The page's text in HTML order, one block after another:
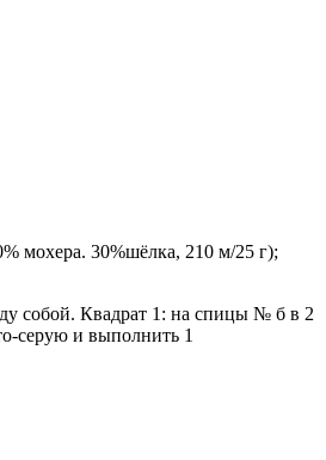
мохера. 30%шёлка, 210 м/25 г);
собой. Квадрат 1: на спицы № б в 2
серую и выполнить 1